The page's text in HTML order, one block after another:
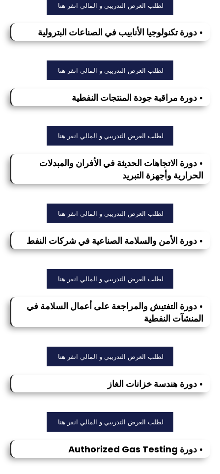
لطلب العرض التدريبي و المالي انقر هنا
• دورة تكنولوجيا الأنابيب في الصناعات البترولية
لطلب العرض التدريبي و المالي انقر هنا
• دورة مراقبة جودة المنتجات النفطية
لطلب العرض التدريبي و المالي انقر هنا
• دورة الاتجاهات الحديثة في الأفران والمبدلات
الحرارية وأجهزة التبريد
لطلب العرض التدريبي و المالي انقر هنا
• دورة الأمن والسلامة الصناعية في شركات النفط
لطلب العرض التدريبي و المالي انقر هنا
• دورة التفتيش والمراجعة على أعمال السلامة في
المنشآت النفطية
لطلب العرض التدريبي و المالي انقر هنا
• دورة هندسة خزانات الغاز
لطلب العرض التدريبي و المالي انقر هنا
• دورة Authorized Gas Testing